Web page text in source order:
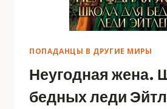
ПОПАДАНЦЫ В ДРУГИЕ МИРЫ
Неугодная жена.
бедных леди